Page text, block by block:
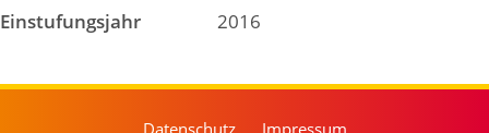
Einstufungsjahr
2016
Datenschutz Impressum